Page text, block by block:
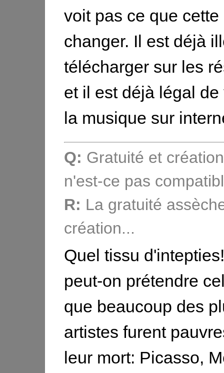
voit pas ce que cette
changer. Il est déjà
télécharger sur les
et il est déjà légal
la musique sur
Q: Gratuité et
n'est-ce pas
R: La gratuité
création...
Quel tissu
peut-on prétendre
que beaucoup des
artistes furent
leur mort: Picasso,